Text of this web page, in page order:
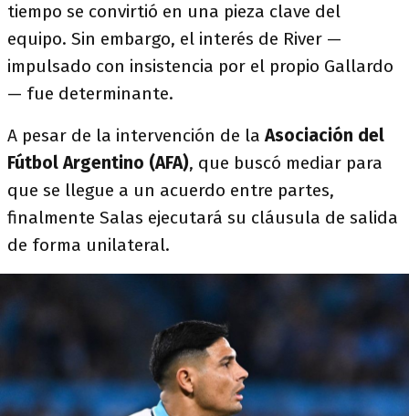
tiempo se convirtió en una pieza clave del
equipo. Sin embargo, el interés de River —
impulsado con insistencia por el propio Gallardo
— fue determinante.
A pesar de la intervención de laAsociación del
Fútbol Argentino (AFA), que buscó mediar para
que se llegue a un acuerdo entre partes,
finalmente Salas ejecutará su cláusula de salida
de forma unilateral.